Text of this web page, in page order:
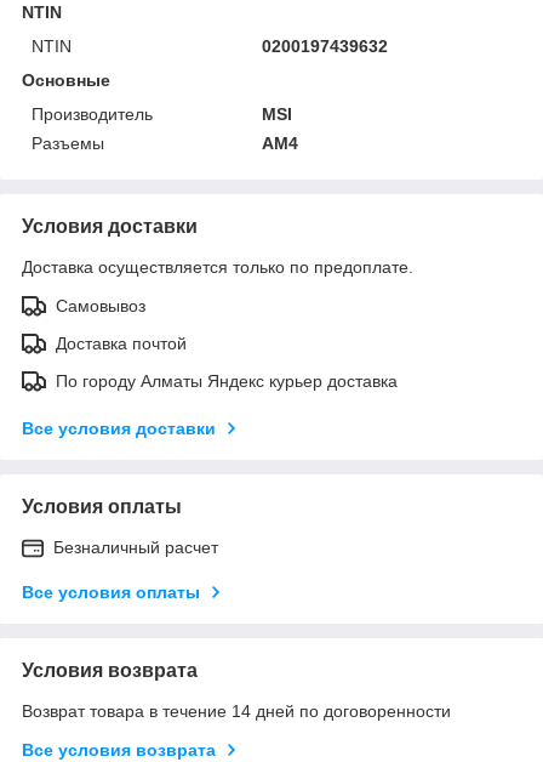
NTIN
NTIN
0200197439632
Основные
Производитель
MSI
Разъемы
AM4
Условия доставки
Доставка осуществляется только по предоплате.
Самовывоз
Доставка почтой
По городу Алматы Яндекс курьер доставка
Все условия доставки
Условия оплаты
Безналичный расчет
Все условия оплаты
Условия возврата
Возврат товара в течение 14 дней по договоренности
Все условия возврата